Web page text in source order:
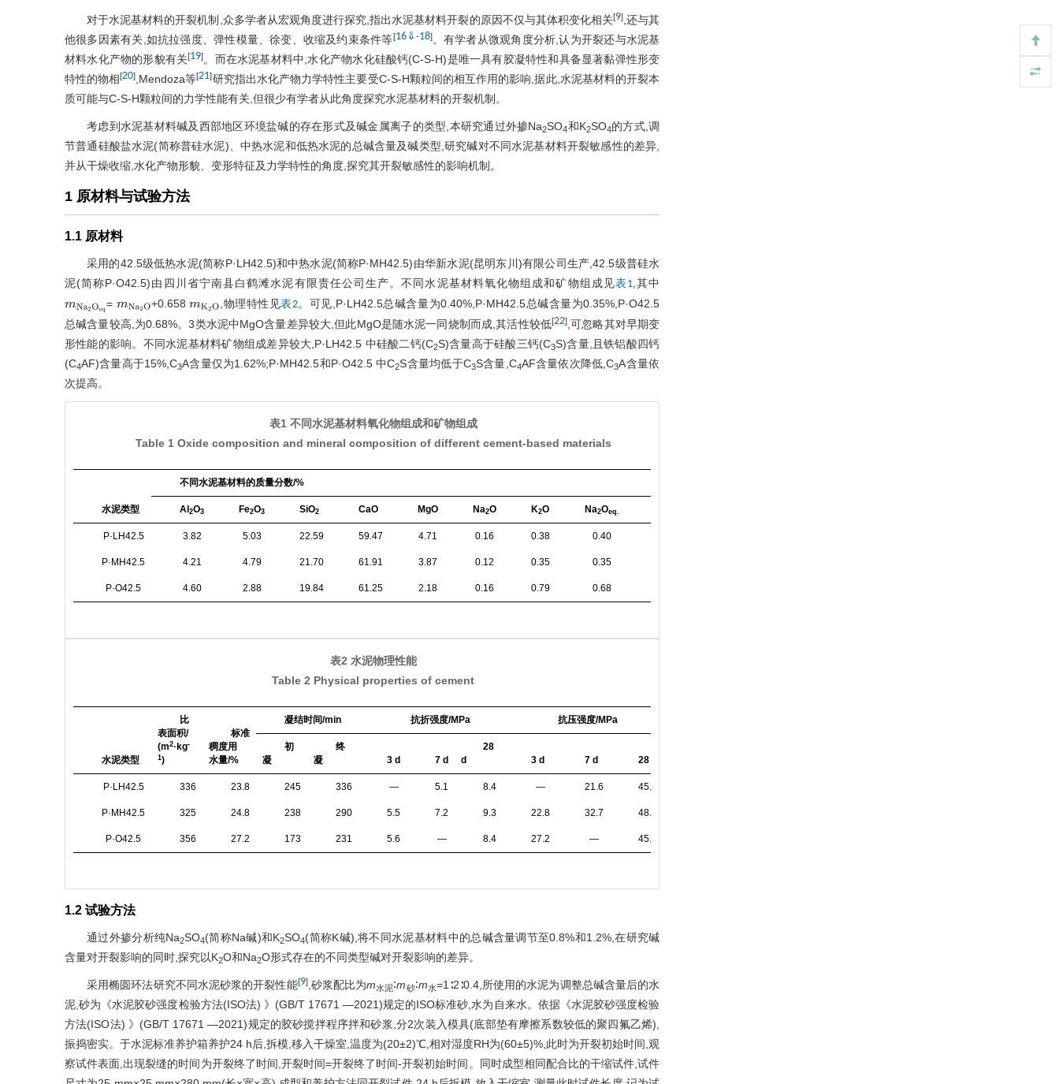
对于水泥基材料的开裂机制,众多学者从宏观角度进行探究,指出水泥基材料开裂的原因不仅与其体积变化相关[9] ,还与其
他很多因素有关,如抗拉强度、弹性模量、徐变、收缩及约束条件等[16⇓ -18]。有学者从微观角度分析,认为开裂还与水泥基
材料水化产物的形貌有关[19]。而在水泥基材料中,水化产物水化硅酸钙(C-S-H)是唯一具有胶凝特性和具备显著黏弹性形变
特性的物相[20] ,Mendoza等[21]研究指出水化产物力学特性主要受C-S-H颗粒间的相互作用的影响,据此,水泥基材料的开裂本
质可能与C-S-H颗粒间的力学性能有关,但很少有学者从此角度探究水泥基材料的开裂机制。
考虑到水泥基材料碱及西部地区环境盐碱的存在形式及碱金属离子的类型,本研究通过外掺Na2SO4和K2SO4的方式,调
节普通硅酸盐水泥(简称普硅水泥)、中热水泥和低热水泥的总碱含量及碱类型,研究碱对不同水泥基材料开裂敏感性的差异,
并从干燥收缩,水化产物形貌、变形特征及力学特性的角度,探究其开裂敏感性的影响机制。
1 原材料与试验方法
1.1 原材料
采用的42.5级低热水泥(简称P·LH42.5)和中热水泥(简称P·MH42.5)由华新水泥(昆明东川)有限公司生产,42.5级普硅水
泥(简称P·O42.5)由四川省宁南县白鹤滩水泥有限责任公司生产。不同水泥基材料氧化物组成和矿物组成见表1 ,其中
mNa2 Oeq
= mNa2O
+0.658 mK2O
,物理特性见表2。可见,P·LH42.5总碱含量为0.40%,P·MH42.5总碱含量为0.35%,P·O42.5
总碱含量较高,为0.68%。3类水泥中MgO含量差异较大,但此MgO是随水泥一同烧制而成,其活性较低[22] ,可忽略其对早期变
形性能的影响。不同水泥基材料矿物组成差异较大,P·LH42.5 中硅酸二钙(C2S)含量高于硅酸三钙(C3S)含量,且铁铝酸四钙
(C4AF)含量高于15%,C3A含量仅为1.62%;P·MH42.5和P·O42.5 中C2S含量均低于C3S含量,C4AF含量依次降低,C3A含量依
次提高。
表1 不同水泥基材料氧化物组成和矿物组成
Table 1 Oxide composition and mineral composition of different cement-based materials
水泥类型
不同水泥基材料的质量分数/%
Al 2O3 Fe2O3 SiO2 CaO MgO Na2O K2O Na2Oeq.
P·LH42.5 3.82 5.03 22.59 59.47 4.71 0.16 0.38 0.40
P·MH42.5 4.21 4.79 21.70 61.91 3.87 0.12 0.35 0.35
P·O42.5 4.60 2.88 19.84 61.25 2.18 0.16 0.79 0.68
表2 水泥物理性能
Table 2 Physical properties of cement
水泥类型
比
表面积/
(m2·kg-
1 )
标准
稠度用
水量/%
凝结时间/min 抗折强度/MPa 抗压强度/MPa
初
凝
终
凝
3 d 7 d
28
d
3 d 7 d 28 d
P·LH42.5 336 23.8 245 336 — 5.1 8.4 — 21.6 45.3
P·MH42.5 325 24.8 238 290 5.5 7.2 9.3 22.8 32.7 48.7
P·O42.5 356 27.2 173 231 5.6 — 8.4 27.2 — 45.1
1.2 试验方法
通过外掺分析纯Na2SO4(简称Na碱)和K2SO4(简称K碱),将不同水泥基材料中的总碱含量调节至0.8%和1.2%,在研究碱
含量对开裂影响的同时,探究以K2O和Na2O形式存在的不同类型碱对开裂影响的差异。
采用椭圆环法研究不同水泥砂浆的开裂性能[9],砂浆配比为m水泥∶m砂∶m水=1∶2∶0.4,所使用的水泥为调整总碱含量后的水
泥,砂为《水泥胶砂强度检验方法(ISO法) 》(GB/T 17671 —2021)规定的ISO标准砂,水为自来水。依据《水泥胶砂强度检验
方法(ISO法) 》(GB/T 17671 —2021)规定的胶砂搅拌程序拌和砂浆,分2次装入模具(底部垫有摩擦系数较低的聚四氟乙烯),
振捣密实。于水泥标准养护箱养护24 h后,拆模,移入干燥室,温度为(20±2)℃,相对湿度RH为(60±5)%,此时为开裂初始时间,观
察试件表面,出现裂缝的时间为开裂终了时间,开裂时间=开裂终了时间-开裂初始时间。同时成型相同配合比的干缩试件,试件